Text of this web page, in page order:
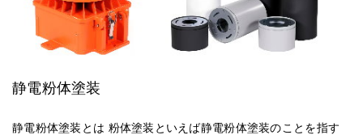
静電粉体塗装
静電粉体塗装とは 粉体塗装といえば静電粉体塗装のことを指す